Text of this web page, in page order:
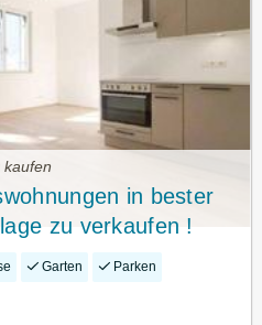
kaufen
in bester
zu verkaufen !
Garten Parken